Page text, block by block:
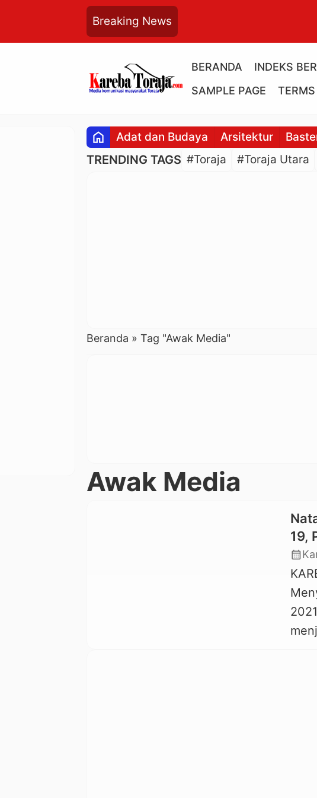
Breaking News
BERANDA INDEKS
SAMPLE PAGE
home Adat dan Budaya Arsitektur
TRENDING TAGS #Toraja #Toraja Utara
Beranda » Tag "Awak Media"
Awak Media
19,
calendar_month